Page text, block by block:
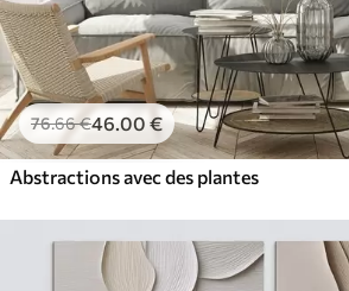
76.66€46.00 €
Abstractions avec des plantes